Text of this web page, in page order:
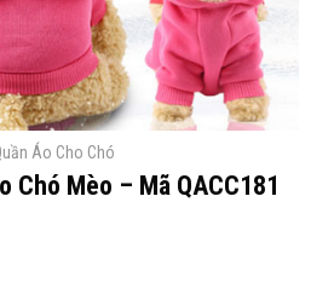
Áo Cho Chó
Chó Mèo – Mã QACC181